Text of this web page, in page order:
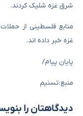
شرق غزه شلیک کردند.
منابع فلسطینی از
غزه خبر داده اند.
پایان پیام/
منبع:تسنیم
دیدگاهتان را